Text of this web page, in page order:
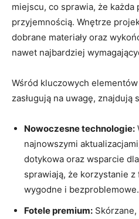
miejscu, co sprawia, że każda
przyjemnością. Wnętrze
dobrane materiały oraz
nawet najbardziej
Wśród kluczowych
zasługują na uwagę, znajdują
Nowoczesne technologie:
najnowszymi
dotykowa oraz wsparcie
sprawiają, że korzystanie
wygodne i bezproblemowe.
Fotele premium: